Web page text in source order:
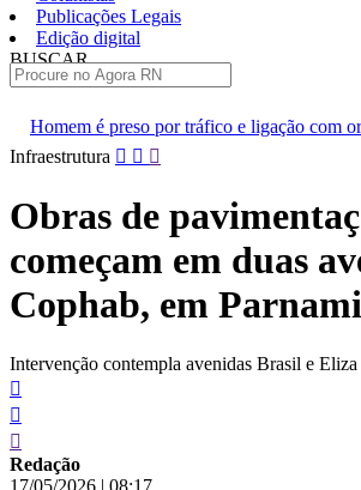
Publicações Legais
Edição digital
BUSCAR
tráfico e ligação com organização criminosa
Pular
conteúdo
Infraestrutura
Obras de
começam em duas
Cophab, em
Intervenção contempla avenidas Brasil e
Redação
17/05/2026 | 08:17